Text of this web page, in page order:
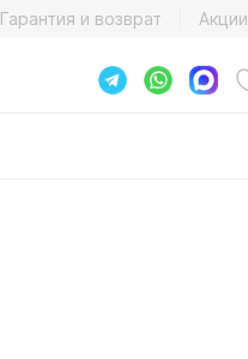
Гарантия и возврат Акции